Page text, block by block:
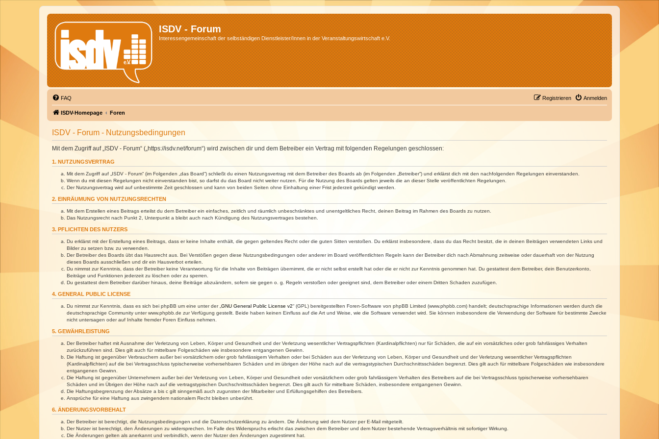
ISDV - Forum
Interessengemeinschaft der selbständigen Dienstleister/Innen in der Veranstaltungswirtschaft e.V.
FAQ Anmelden
Registrieren
ISDV-Homepage Foren
ISDV - Forum - Nutzungsbedingungen
Mit dem Zugriff auf „ISDV - Forum“ („https://isdv.net/forum“) wird zwischen dir und dem Betreiber ein Vertrag mit folgenden Regelungen geschlossen:
1. NUTZUNGSVERTRAG
Mit dem Zugriff auf „ISDV - Forum“ (im Folgenden „das Board“) schließt du einen Nutzungsvertrag mit dem Betreiber des Boards ab (im Folgenden „Betreiber“) und erklärst dich mit den nachfolgenden Regelungen einverstanden.
Wenn du mit diesen Regelungen nicht einverstanden bist, so darfst du das Board nicht weiter nutzen. Für die Nutzung des Boards gelten jeweils die an dieser Stelle veröffentlichten Regelungen.
Der Nutzungsvertrag wird auf unbestimmte Zeit geschlossen und kann von beiden Seiten ohne Einhaltung einer Frist jederzeit gekündigt werden.
2. EINRÄUMUNG VON NUTZUNGSRECHTEN
Mit dem Erstellen eines Beitrags erteilst du dem Betreiber ein einfaches, zeitlich und räumlich unbeschränktes und unentgeltliches Recht, deinen Beitrag im Rahmen des Boards zu nutzen.
Das Nutzungsrecht nach Punkt 2, Unterpunkt a bleibt auch nach Kündigung des Nutzungsvertrages bestehen.
3. PFLICHTEN DES NUTZERS
Du erklärst mit der Erstellung eines Beitrags, dass er keine Inhalte enthält, die gegen geltendes Recht oder die guten Sitten verstoßen. Du erklärst insbesondere, dass du das Recht besitzt, die in deinen Beiträgen verwendeten Links und
Bilder zu setzen bzw. zu verwenden.
Der Betreiber des Boards übt das Hausrecht aus. Bei Verstößen gegen diese Nutzungsbedingungen oder anderer im Board veröffentlichten Regeln kann der Betreiber dich nach Abmahnung zeitweise oder dauerhaft von der Nutzung
dieses Boards ausschließen und dir ein Hausverbot erteilen.
Du nimmst zur Kenntnis, dass der Betreiber keine Verantwortung für die Inhalte von Beiträgen übernimmt, die er nicht selbst erstellt hat oder die er nicht zur Kenntnis genommen hat. Du gestattest dem Betreiber, dein Benutzerkonto,
Beiträge und Funktionen jederzeit zu löschen oder zu sperren.
Du gestattest dem Betreiber darüber hinaus, deine Beiträge abzuändern, sofern sie gegen o. g. Regeln verstoßen oder geeignet sind, dem Betreiber oder einem Dritten Schaden zuzufügen.
4. GENERAL PUBLIC LICENSE
Du nimmst zur Kenntnis, dass es sich bei phpBB um eine unter der „ GNU General Public License v2“ (GPL) bereitgestellten Foren-Software von phpBB Limited (www.phpbb.com) handelt; deutschsprachige Informationen werden durch die
deutschsprachige Community unter www.phpbb.de zur Verfügung gestellt. Beide haben keinen Einfluss auf die Art und Weise, wie die Software verwendet wird. Sie können insbesondere die Verwendung der Software für bestimmte Zwecke
nicht untersagen oder auf Inhalte fremder Foren Einfluss nehmen.
5. GEWÄHRLEISTUNG
Der Betreiber haftet mit Ausnahme der Verletzung von Leben, Körper und Gesundheit und der Verletzung wesentlicher Vertragspflichten (Kardinalpflichten) nur für Schäden, die auf ein vorsätzliches oder grob fahrlässiges Verhalten
zurückzuführen sind. Dies gilt auch für mittelbare Folgeschäden wie insbesondere entgangenen Gewinn.
Die Haftung ist gegenüber Verbrauchern außer bei vorsätzlichem oder grob fahrlässigem Verhalten oder bei Schäden aus der Verletzung von Leben, Körper und Gesundheit und der Verletzung wesentlicher Vertragspflichten
(Kardinalpflichten) auf die bei Vertragsschluss typischerweise vorhersehbaren Schäden und im übrigen der Höhe nach auf die vertragstypischen Durchschnittsschäden begrenzt. Dies gilt auch für mittelbare Folgeschäden wie insbesondere
entgangenen Gewinn.
Die Haftung ist gegenüber Unternehmern außer bei der Verletzung von Leben, Körper und Gesundheit oder vorsätzlichem oder grob fahrlässigem Verhalten des Betreibers auf die bei Vertragsschluss typischerweise vorhersehbaren
Schäden und im Übrigen der Höhe nach auf die vertragstypischen Durchschnittsschäden begrenzt. Dies gilt auch für mittelbare Schäden, insbesondere entgangenen Gewinn.
Die Haftungsbegrenzung der Absätze a bis c gilt sinngemäß auch zugunsten der Mitarbeiter und Erfüllungsgehilfen des Betreibers.
Ansprüche für eine Haftung aus zwingendem nationalem Recht bleiben unberührt.
6. ÄNDERUNGSVORBEHALT
Der Betreiber ist berechtigt, die Nutzungsbedingungen und die Datenschutzerklärung zu ändern. Die Änderung wird dem Nutzer per E-Mail mitgeteilt.
Der Nutzer ist berechtigt, den Änderungen zu widersprechen. Im Falle des Widerspruchs erlischt das zwischen dem Betreiber und dem Nutzer bestehende Vertragsverhältnis mit sofortiger Wirkung.
Die Änderungen gelten als anerkannt und verbindlich, wenn der Nutzer den Änderungen zugestimmt hat.